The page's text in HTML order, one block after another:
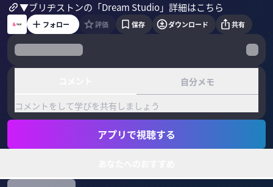
▼ブリヂストンの「Dream Studio」詳細はこちら
フォロー 評価 保存 ダウンロード 共有
自分メモ
コメントをして学びを共有しましょう
アプリで視聴する